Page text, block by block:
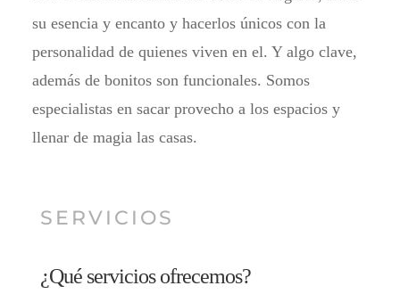
su esencia y encanto y hacerlos únicos con la
personalidad de quienes viven en el. Y algo clave,
además de bonitos son funcionales. Somos
especialistas en sacar provecho a los espacios y
llenar de magia las casas.
SERVICIOS
¿Qué servicios ofrecemos?